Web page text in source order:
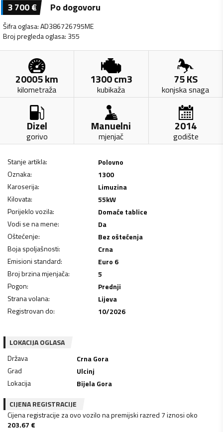
3 700€ Po dogovoru
Šifra oglasa:AD386726795ME
Broj pregleda oglasa: 355
20005km
kilometraža
1300cm3
kubikaža
75KS
konjska snaga
Dizel
gorivo
Manuelni
mjenjač
2014
godište
Stanje artikla:
Polovno
Oznaka:
1300
Karoserija:
Limuzina
Kilovata: 55kW
Porijeklo vozila:
Domaće tablice
Vodi se na mene:
Da
Oštećenje:
Bez oštećenja
Boja spoljašnosti:
Crna
Emisioni standard:
Euro 6
Broj brzina mjenjača:
5
Pogon:
Prednji
Strana volana:
Lijeva
Registrovan do: 10/2026
LOKACIJA OGLASA
Država
Crna Gora
Grad
Ulcinj
Lokacija
Bijela Gora
CIJENA REGISTRACIJE
Cijena registracije za ovo vozilo na premijski razred 7 iznosi oko
203.67 €